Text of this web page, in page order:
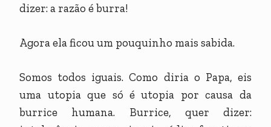
dizer: a razão é burra!
Agora ela ficou um pouquinho mais sabida.
Somos todos iguais. Como diria o Papa, eis
uma utopia que só é utopia por causa da
burrice humana. Burrice, quer dizer: